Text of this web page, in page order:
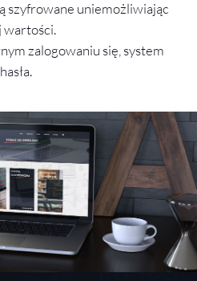
szyfrowane uniemożliwiając
wartości.
zalogowaniu się, system
NASZE